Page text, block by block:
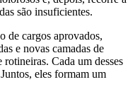
são insuficientes.
de cargos aprovados,
e novas camadas de
rotineiras. Cada um desses
eles formam um